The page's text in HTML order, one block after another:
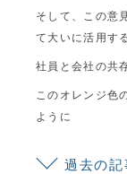
そして、この意
て大いに活用す
社員と会社の共
このオレンジ色
ように
過去の記